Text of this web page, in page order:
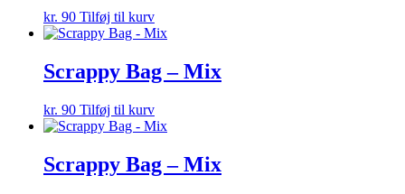
kr. 90 Tilføj til kurv
Scrappy Bag – Mix
kr. 90 Tilføj til kurv
Scrappy Bag – Mix